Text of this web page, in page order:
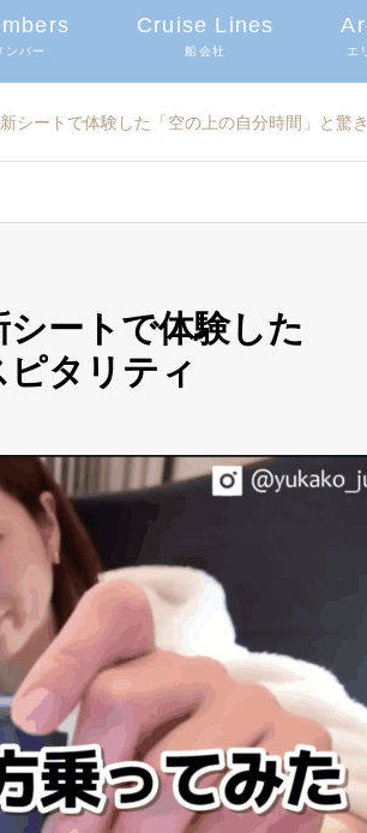
ンバー
Cruise Lines
船会社 エ
シートで体験した「空の上の自分時間」と驚
シートで体験した
ピタリティ